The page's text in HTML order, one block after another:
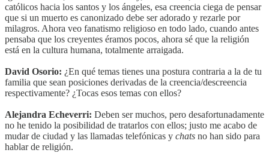
católicos hacia los santos y los ángeles, esa creencia ciega de pensar
que si un muerto es canonizado debe ser adorado y rezarle por
milagros. Ahora veo fanatismo religioso en todo lado, cuando antes
pensaba que los creyentes éramos pocos, ahora sé que la religión
está en la cultura humana, totalmente arraigada.
David Osorio: ¿En qué temas tienes una postura contraria a la de tu
familia que sean posiciones derivadas de la creencia/descreencia
respectivamente? ¿Tocas esos temas con ellos?
Alejandra Echeverri: Deben ser muchos, pero desafortunadamente
no he tenido la posibilidad de tratarlos con ellos; justo me acabo de
mudar de ciudad y las llamadas telefónicas y chats no han sido para
hablar de religión.